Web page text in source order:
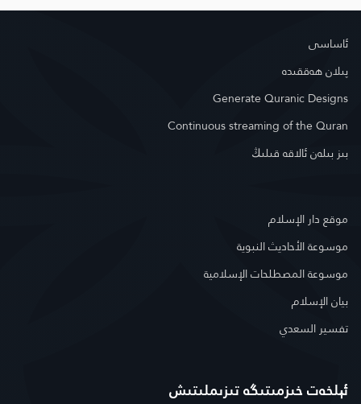
ئاساسى
پىلان ھەققىدە
Generate Quranic Designs
Continuous streaming of the Quran
بىز بىلەن ئالاقە قىلىڭ
موقع دار الإسلام
موسوعة الأحاديث النبوية
موسوعة المصطلحات الإسلامية
بيان الإسلام
تفسير السعدي
ئېلخەت خىزمىتىگە تىزىملىتىش